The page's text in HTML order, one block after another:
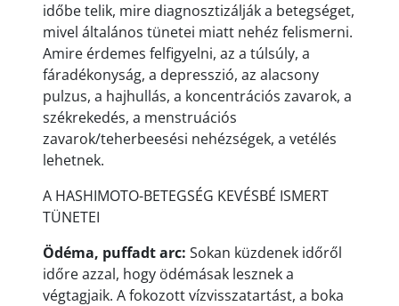
időbe telik, mire diagnosztizálják a betegséget,
mivel általános tünetei miatt nehéz felismerni.
Amire érdemes felfigyelni, az a túlsúly, a
fáradékonyság, a depresszió, az alacsony
pulzus, a hajhullás, a koncentrációs zavarok, a
székrekedés, a menstruációs
zavarok/teherbeesési nehézségek, a vetélés
lehetnek.
A HASHIMOTO-BETEGSÉG KEVÉSBÉ ISMERT
TÜNETEI
Ödéma, puffadt arc: Sokan küzdenek időről
időre azzal, hogy ödémásak lesznek a
végtagjaik. A fokozott vízvisszatartást, a boka